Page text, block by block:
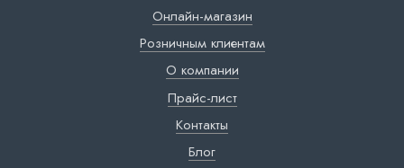
Онлайн-магазин
Розничным клиентам
О компании
Прайс-лист
Контакты
Блог